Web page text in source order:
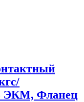
ЭКМ, Фланец